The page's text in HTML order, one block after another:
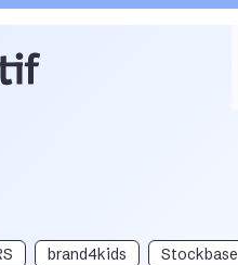
brand4kids Stockbase